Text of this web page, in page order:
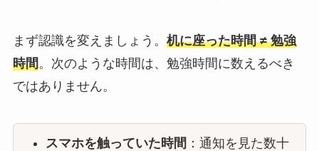
まず認識を変えましょう。 机に座った時間 ≠ 勉強
時間。次のような時間は、勉強時間に数えるべき
ではありません。
スマホを触っていた時間 ：通知を見た数十